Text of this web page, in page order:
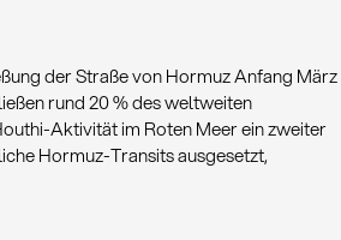
der Straße von Hormuz Anfang März
rund 20 % des weltweiten
Aktivität im Roten Meer ein zweiter
Hormuz-Transits ausgesetzt,